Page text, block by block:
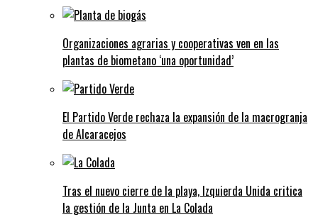
Organizaciones agrarias y cooperativas ven en las
plantas de biometano ‘una oportunidad’
El Partido Verde rechaza la expansión de la macrogranja
de Alcaracejos
Tras el nuevo cierre de la playa, Izquierda Unida critica
la gestión de la Junta en La Colada